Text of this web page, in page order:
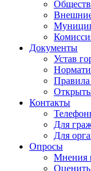
Документы
Устав
Правила
Контакты
Для
Для
Опросы
Мнения
Оценить